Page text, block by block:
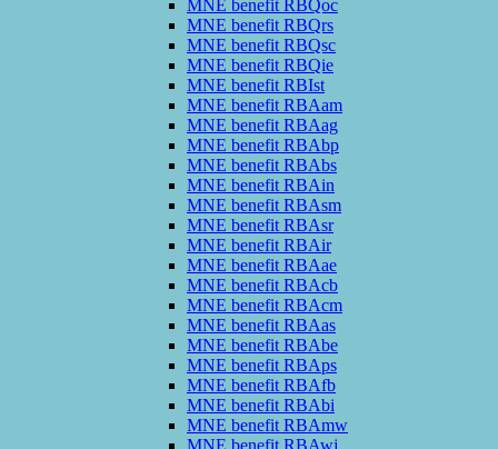
MNE benefit RBQoc
MNE benefit RBQrs
MNE benefit RBQsc
MNE benefit RBQie
MNE benefit RBIst
MNE benefit RBAam
MNE benefit RBAag
MNE benefit RBAbp
MNE benefit RBAbs
MNE benefit RBAin
MNE benefit RBAsm
MNE benefit RBAsr
MNE benefit RBAir
MNE benefit RBAae
MNE benefit RBAcb
MNE benefit RBAcm
MNE benefit RBAas
MNE benefit RBAbe
MNE benefit RBAps
MNE benefit RBAfb
MNE benefit RBAbi
MNE benefit RBAmw